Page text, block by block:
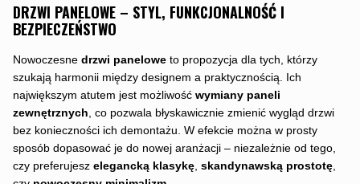
DRZWI PANELOWE – STYL, FUNKCJONALNOŚĆ I
BEZPIECZEŃSTWO
Nowoczesne drzwi paneloweto propozycja dla tych, którzy
szukają harmonii między designem a praktycznością. Ich
największym atutem jest możliwość wymiany paneli
zewnętrznych, co pozwala błyskawicznie zmienić wygląd drzwi
bez konieczności ich demontażu. W efekcie można w prosty
sposób dopasować je do nowej aranżacji – niezależnie od tego,
czy preferujesz elegancką klasykę, skandynawską prostotę,